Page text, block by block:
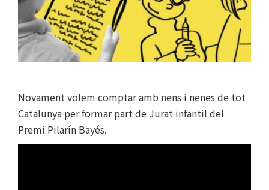
Novament volem comptar amb nens i nenes de tot
Catalunya per formar part de Jurat infantil del
Premi Pilarín Bayés.